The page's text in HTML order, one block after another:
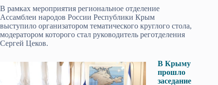
В рамках мероприятия региональное отделение
Ассамблеи народов России Республики Крым
выступило организатором тематического круглого стола,
модератором которого стал руководитель реготделения
Сергей Цеков.
В Крыму
прошло
заседание